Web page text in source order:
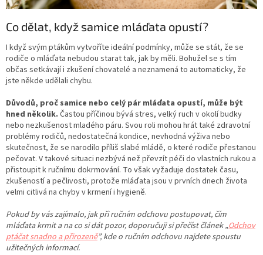
Co dělat, když samice mláďata opustí?
I když svým ptákům vytvoříte ideální podmínky, může se stát, že se
rodiče o mláďata nebudou starat tak, jak by měli. Bohužel se s tím
občas setkávají i zkušení chovatelé a neznamená to automaticky, že
jste někde udělali chybu.
Důvodů, proč samice nebo celý pár mláďata opustí, může být
hned několik. Častou příčinou bývá stres, velký ruch v okolí budky
nebo nezkušenost mladého páru. Svou roli mohou hrát také zdravotní
problémy rodičů, nedostatečná kondice, nevhodná výživa nebo
skutečnost, že se narodilo příliš slabé mládě, o které rodiče přestanou
pečovat. V takové situaci nezbývá než převzít péči do vlastních rukou a
přistoupit k ručnímu dokrmování. To však vyžaduje dostatek času,
zkušeností a pečlivosti, protože mláďata jsou v prvních dnech života
velmi citlivá na chyby v krmení i hygieně.
Pokud by vás zajímalo, jak při ručním odchovu postupovat, čím
mláďata krmit a na co si dát pozor, doporučuji si přečíst článek „Odchov
ptáčat snadno a přirozeně”, kde o ručním odchovu najdete spoustu
užitečných informací.